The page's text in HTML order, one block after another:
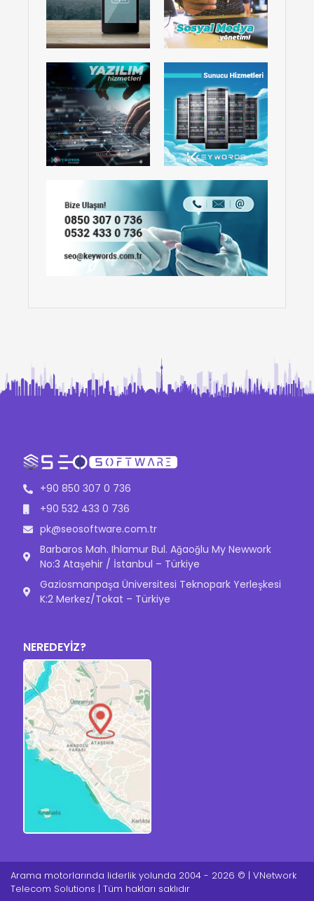
+90 850 307 0 736
+90 532 433 0 736
pk@seosoftware.com.tr
Barbaros Mah. Ihlamur Bul. Ağaoğlu My Newwork
No:3 Ataşehir / İstanbul – Türkiye
Gaziosmanpaşa Üniversitesi Teknopark Yerleşkesi
K:2 Merkez/Tokat – Türkiye
NEREDEYİZ?
Arama motorlarında liderlik yolunda 2004 - 2026 © | VNetwork
Telecom Solutions | Tüm hakları saklıdır